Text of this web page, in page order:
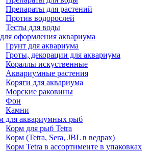
Препараты для растений
Против водорослей
Тесты для воды
оформления аквариума
Грунт для аквариума
Гроты, декорации для аквариума
Кораллы искуственные
Аквариумные растения
Коряги для аквариума
Морские раковины
Фон
Камни
для аквариумных рыб
Корм для рыб Tetra
Корм (Tetra, Sera, JBL в ведрах)
Корм Tetra в ассортименте в упаковках